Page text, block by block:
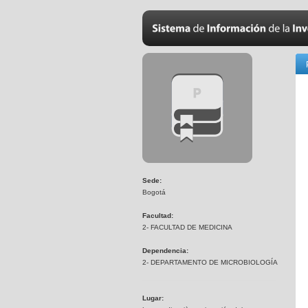
Sede:
Bogotá
Facultad:
2- FACULTAD DE MEDICINA
Dependencia:
2- DEPARTAMENTO DE MICROBIOLOGÍA
Lugar: